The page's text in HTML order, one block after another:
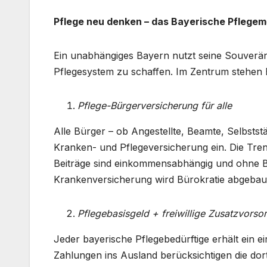
Pflege neu denken – das Bayerische
Ein unabhängiges Bayern nutzt seine
Pflegesystem zu schaffen. Im Zentrum
Pflege-Bürgerversicherung für alle
Alle Bürger – ob Angestellte, Beamte,
Kranken- und Pflegeversicherung ein. Die
Beiträge sind einkommensabhängig und ohne
Krankenversicherung wird Bürokratie
Pflegebasisgeld + freiwillige
Jeder bayerische Pflegebedürftige erhält ein
Zahlungen ins Ausland berücksichtigen die